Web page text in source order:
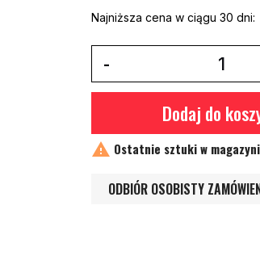
Najniższa cena w ciągu 30 dni:
Dodaj do
 Ostatnie sztuki w
ODBIÓR OSOBISTY